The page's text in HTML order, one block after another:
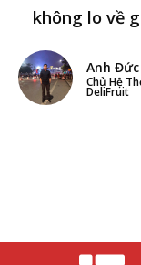
không lo về
Anh Đức
Chủ Hệ
DeliFruit